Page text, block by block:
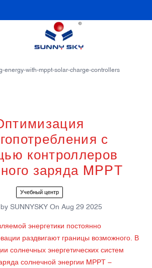
energy-with-mppt-solar-charge-controllers
с
контроллеров
заряда MPPT
Учебный центр
SUNNYSKY On Aug 29 2025
энергетики постоянно
раздвигают границы возможного. В
солнечных энергетических систем
солнечной энергии MPPT –